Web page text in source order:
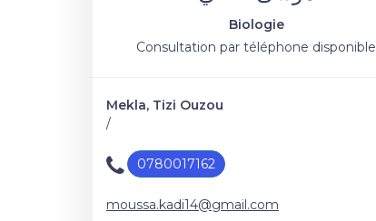
Biologie
Consultation par téléphone disponible
Mekla, Tizi Ouzou
/
0780017162
moussa.kadi14@gmail.com